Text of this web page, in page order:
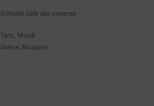
ErzhalleSalle des minerais
Tanz, Musik
Danse, Musique